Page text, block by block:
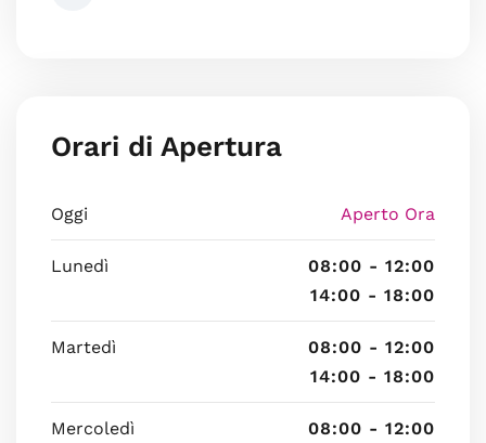
Orari di Apertura
Oggi Aperto Ora
Lunedì
08:00 - 12:00
14:00 - 18:00
Martedì
08:00 - 12:00
14:00 - 18:00
Mercoledì
08:00 - 12:00